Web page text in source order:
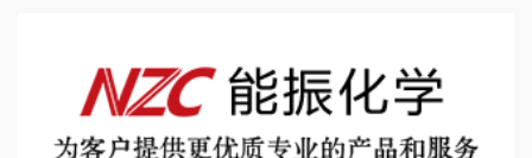
国际动态